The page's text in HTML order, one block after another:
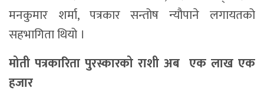
मनकुमार शर्मा, पत्रकार सन्तोष न्यौपाने लगायतको
सहभागिता थियो ।
मोती पत्रकारिता पुरस्कारको राशी अब एक लाख एक
हजार